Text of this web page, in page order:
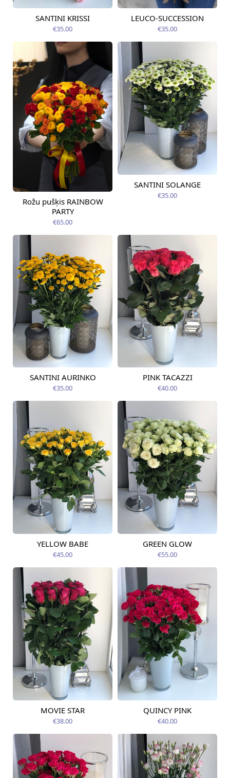
Pieejama no
SANTINI KRISSI
€35.00
Pieejams šodien
LEUCO-SUCCESSION
€35.00
Pieejama no
09.08.2026
Rožu pušķis RAINBOW
PARTY
€65.00
Pieejama no
SANTINI SOLANGE
€35.00
Pieejams šodien
SANTINI AURINKO
€35.00
Pieejams šodien
PINK TACAZZI
€40.00
Pieejams šodien
YELLOW BABE
€45.00
Pieejams šodien
GREEN GLOW
€55.00
Pieejams šodien
MOVIE STAR
€38.00
Pieejams šodien
QUINCY PINK
€40.00